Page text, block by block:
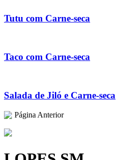
Tutu com Carne-seca
Taco com Carne-seca
Salada de Jiló e Carne-seca
Página Anterior